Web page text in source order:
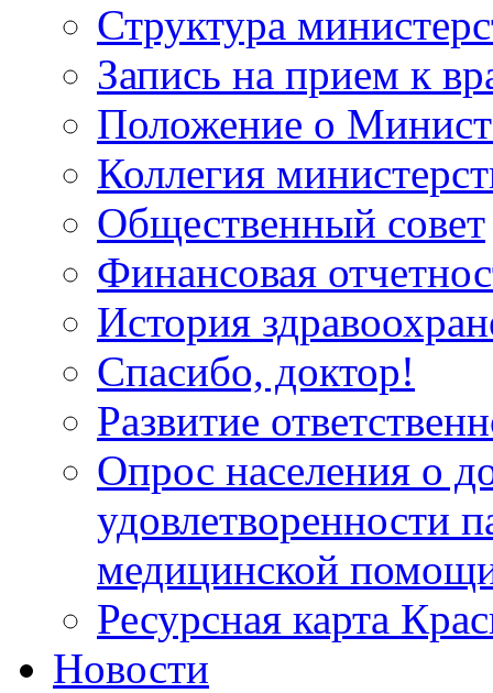
Структура
Запись на прием к
Положение о
Коллегия
Общественный совет
Финансовая
История
Спасибо, доктор!
Развитие
Опрос населения о
удовлетворенности
медицинской
Ресурсная карта
Новости